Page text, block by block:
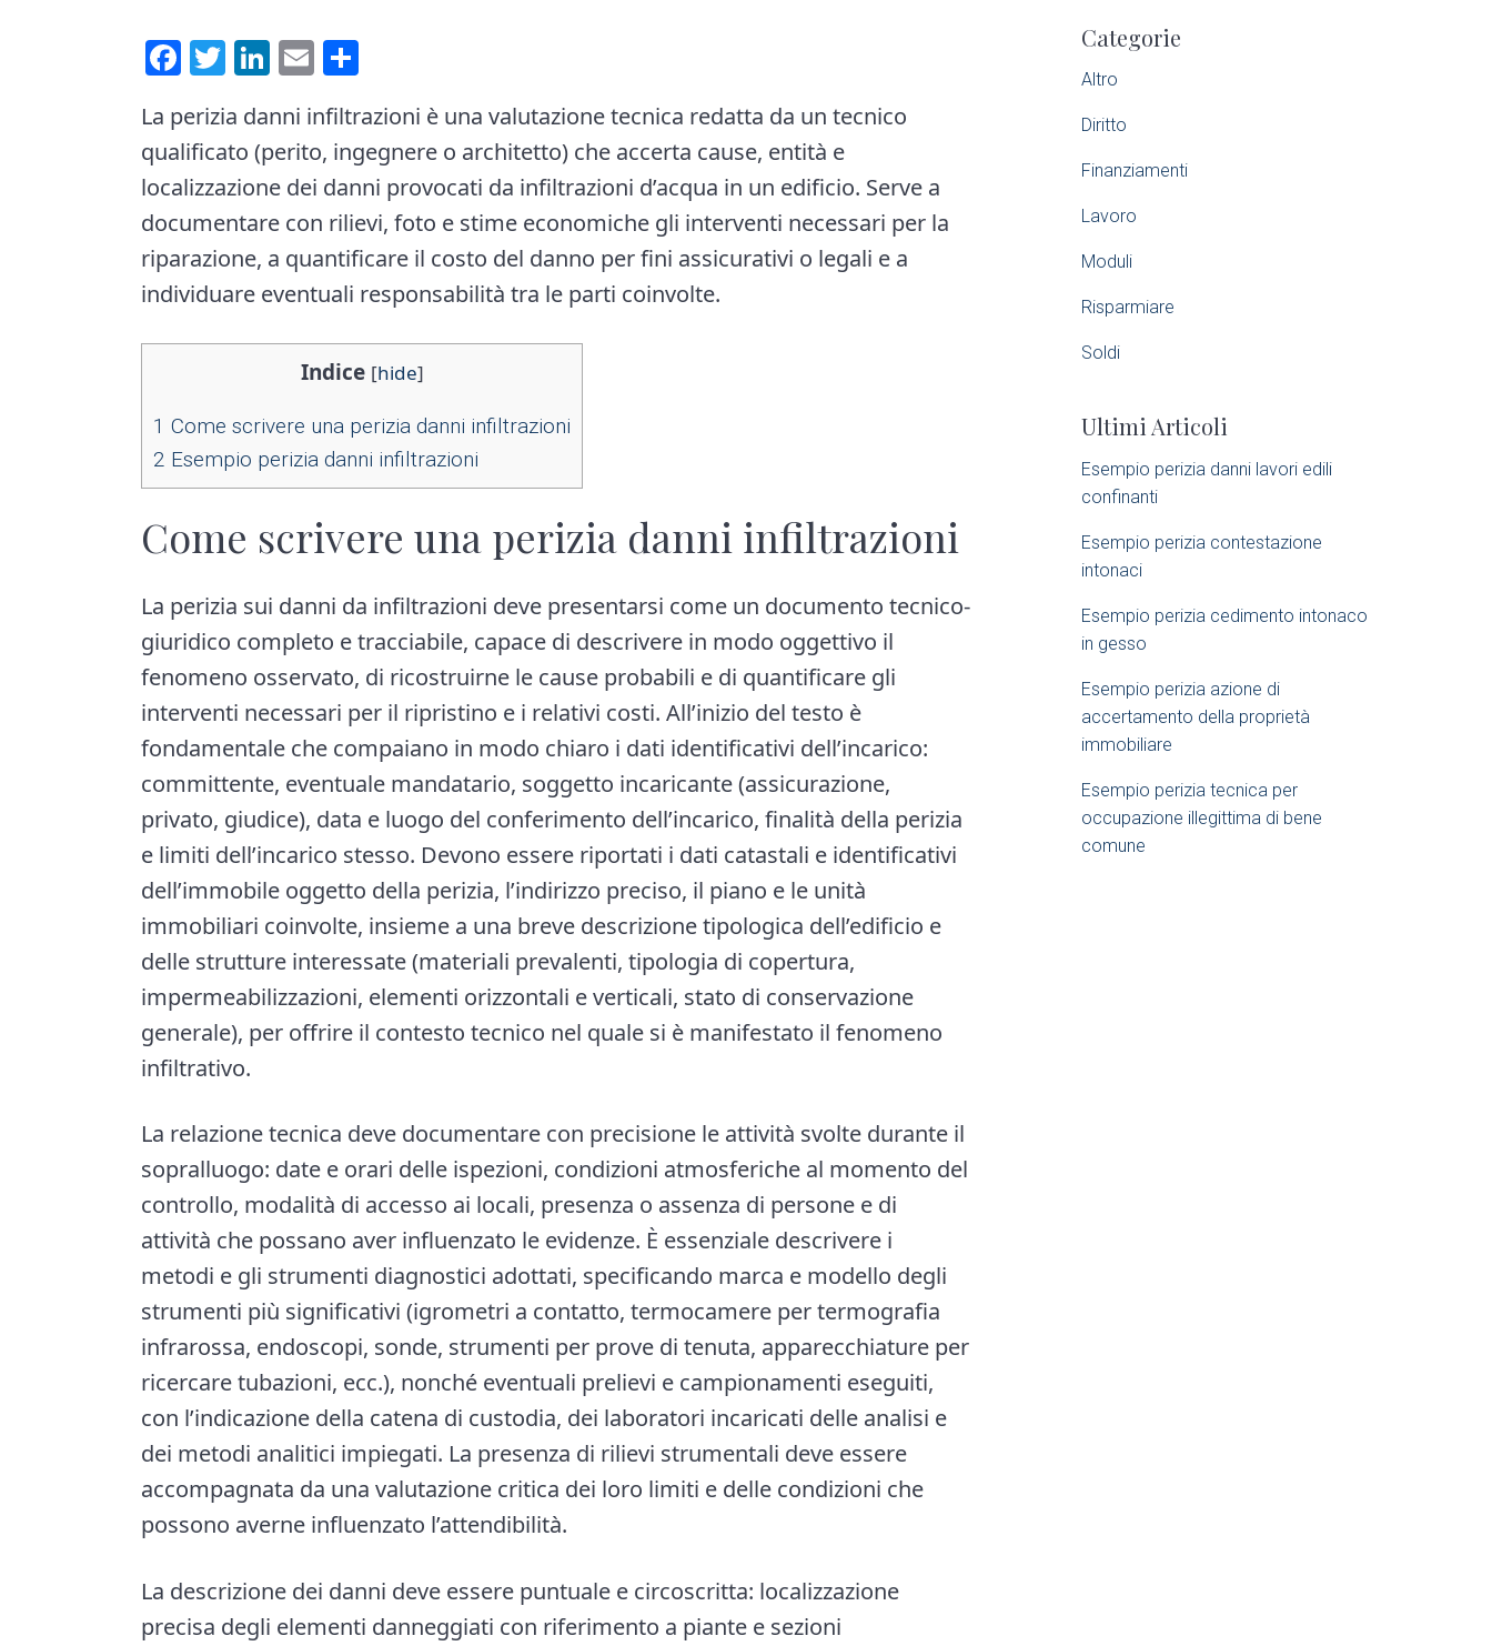
F
ce
b
o
ok
T
tt
er
Li
e
dI
n
E
ai
l
n
di
vi
di
La perizia danni infiltrazioni è una valutazione tecnica redatta da un tecnico
qualificato (perito, ingegnere o architetto) che accerta cause, entità e
localizzazione dei danni provocati da infiltrazioni d’acqua in un edificio. Serve a
documentare con rilievi, foto e stime economiche gli interventi necessari per la
riparazione, a quantificare il costo del danno per fini assicurativi o legali e a
individuare eventuali responsabilità tra le parti coinvolte.
Indice [hide]
1 Come scrivere una perizia danni infiltrazioni​
2 Esempio perizia danni infiltrazioni​
Come scrivere una perizia danni infiltrazioni​
La perizia sui danni da infiltrazioni deve presentarsi come un documento tecnico-
giuridico completo e tracciabile, capace di descrivere in modo oggettivo il
fenomeno osservato, di ricostruirne le cause probabili e di quantificare gli
interventi necessari per il ripristino e i relativi costi. All’inizio del testo è
fondamentale che compaiano in modo chiaro i dati identificativi dell’incarico:
committente, eventuale mandatario, soggetto incaricante (assicurazione,
privato, giudice), data e luogo del conferimento dell’incarico, finalità della perizia
e limiti dell’incarico stesso. Devono essere riportati i dati catastali e identificativi
dell’immobile oggetto della perizia, l’indirizzo preciso, il piano e le unità
immobiliari coinvolte, insieme a una breve descrizione tipologica dell’edificio e
delle strutture interessate (materiali prevalenti, tipologia di copertura,
impermeabilizzazioni, elementi orizzontali e verticali, stato di conservazione
generale), per offrire il contesto tecnico nel quale si è manifestato il fenomeno
infiltrativo.
La relazione tecnica deve documentare con precisione le attività svolte durante il
sopralluogo: date e orari delle ispezioni, condizioni atmosferiche al momento del
controllo, modalità di accesso ai locali, presenza o assenza di persone e di
attività che possano aver influenzato le evidenze. È essenziale descrivere i
metodi e gli strumenti diagnostici adottati, specificando marca e modello degli
strumenti più significativi (igrometri a contatto, termocamere per termografia
infrarossa, endoscopi, sonde, strumenti per prove di tenuta, apparecchiature per
ricercare tubazioni, ecc.), nonché eventuali prelievi e campionamenti eseguiti,
con l’indicazione della catena di custodia, dei laboratori incaricati delle analisi e
dei metodi analitici impiegati. La presenza di rilievi strumentali deve essere
accompagnata da una valutazione critica dei loro limiti e delle condizioni che
possono averne influenzato l’attendibilità.
La descrizione dei danni deve essere puntuale e circoscritta: localizzazione
precisa degli elementi danneggiati con riferimento a piante e sezioni
r
i
m
a
r
y
i
d
e
b
a
r
Categorie
Altro
Diritto
Finanziamenti
Lavoro
Moduli
Risparmiare
Soldi
Ultimi Articoli
Esempio perizia danni lavori edili
confinanti​
Esempio perizia contestazione
intonaci​
Esempio perizia cedimento intonaco
in gesso
Esempio perizia azione di
accertamento della proprietà
immobiliare​
Esempio perizia tecnica per
occupazione illegittima di bene
comune​